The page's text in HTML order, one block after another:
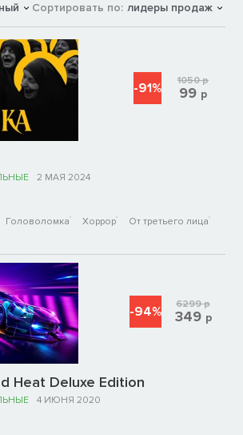
Сортировать по: лидеры продаж
2 МАЯ 2024
Головоломка Хоррор
От третьего лица
-91% 1050р
99 р
Heat Deluxe Edition
4 ИЮНЯ 2020
-94% 6299р
349 р